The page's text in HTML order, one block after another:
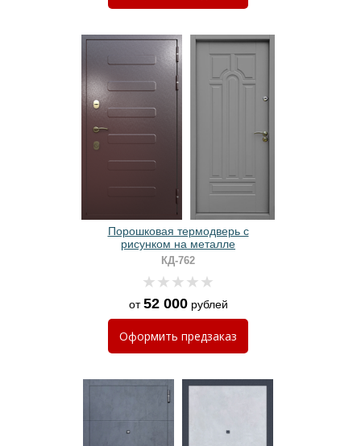
Порошковая термодверь с
рисунком на металле
КД-762
от52 000рублей
Оформить предзаказ